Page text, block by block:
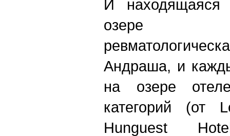
И находящаяся
озере
Андраша, и
на озере
категорий (от
Hunguest